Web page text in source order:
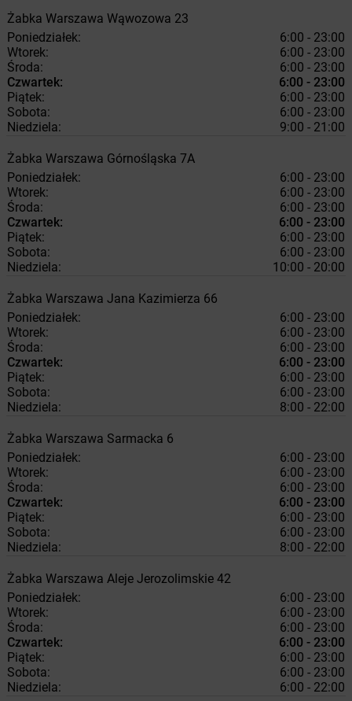
Żabka Warszawa Wąwozowa 23
Poniedziałek:
6:00 - 23:00
Wtorek:
6:00 - 23:00
Środa:
6:00 - 23:00
Czwartek:
6:00 - 23:00
Piątek:
6:00 - 23:00
Sobota:
6:00 - 23:00
Niedziela:
9:00 - 21:00
Żabka Warszawa Górnośląska 7A
Poniedziałek:
6:00 - 23:00
Wtorek:
6:00 - 23:00
Środa:
6:00 - 23:00
Czwartek:
6:00 - 23:00
Piątek:
6:00 - 23:00
Sobota:
6:00 - 23:00
Niedziela:
10:00 - 20:00
Żabka Warszawa Jana Kazimierza 66
Poniedziałek:
6:00 - 23:00
Wtorek:
6:00 - 23:00
Środa:
6:00 - 23:00
Czwartek:
6:00 - 23:00
Piątek:
6:00 - 23:00
Sobota:
6:00 - 23:00
Niedziela:
8:00 - 22:00
Żabka Warszawa Sarmacka 6
Poniedziałek:
6:00 - 23:00
Wtorek:
6:00 - 23:00
Środa:
6:00 - 23:00
Czwartek:
6:00 - 23:00
Piątek:
6:00 - 23:00
Sobota:
6:00 - 23:00
Niedziela:
8:00 - 22:00
Żabka Warszawa Aleje Jerozolimskie 42
Poniedziałek:
6:00 - 23:00
Wtorek:
6:00 - 23:00
Środa:
6:00 - 23:00
Czwartek:
6:00 - 23:00
Piątek:
6:00 - 23:00
Sobota:
6:00 - 23:00
Niedziela:
6:00 - 22:00